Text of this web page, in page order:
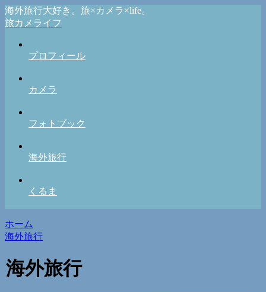
海外旅行大好き。旅×カメラ×life。
旅カメライフ
プロフィール
カメラ
フォトブック
海外旅行
くるま
ホーム
海外旅行
海外旅行